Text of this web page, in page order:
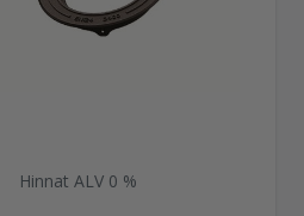
Hinnat ALV 0 %